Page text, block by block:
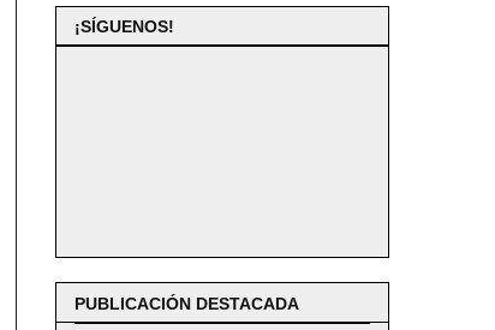
¡SÍGUENOS!
PUBLICACIÓN DESTACADA